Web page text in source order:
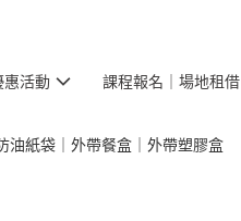
惠活動 課程報名｜場地租借
油紙袋｜外帶餐盒｜外帶塑膠盒